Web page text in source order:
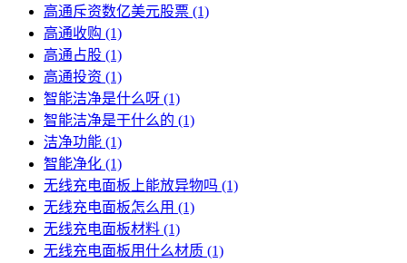
高通斥资数亿美元股票 (1)
高通收购 (1)
高通占股 (1)
高通投资 (1)
智能洁净是什么呀 (1)
智能洁净是干什么的 (1)
洁净功能 (1)
智能净化 (1)
无线充电面板上能放异物吗 (1)
无线充电面板怎么用 (1)
无线充电面板材料 (1)
无线充电面板用什么材质 (1)